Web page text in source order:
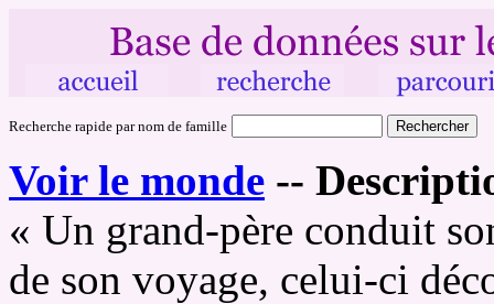
Recherche rapide par nom de famille
Voir le monde --
« Un grand-père conduit
de son voyage, celui-ci